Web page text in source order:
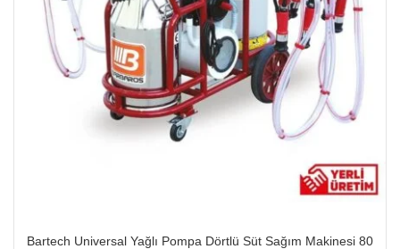
Bartech Universal Yağlı Pompa Dörtlü Süt Sağım Makinesi 80